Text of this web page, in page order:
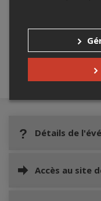
Détails de
Accès au site